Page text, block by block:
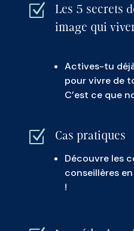
Z
Les 5 secrets
image qui
Actives-tu
pour vivre de
C’est ce que
Z Cas pratiques
Découvre les
conseillères
!